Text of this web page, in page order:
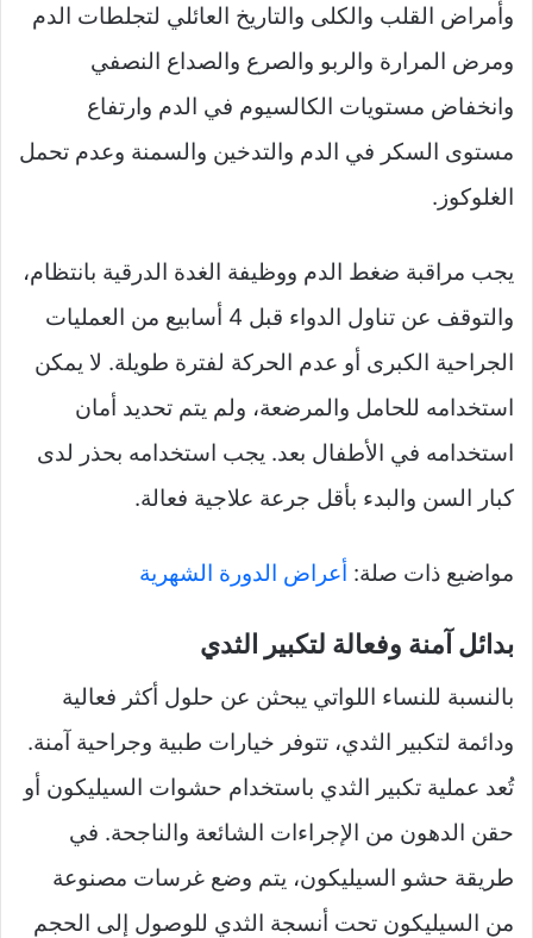
وأمراض القلب والكلى والتاريخ العائلي لتجلطات الدم
ومرض المرارة والربو والصرع والصداع النصفي
وانخفاض مستويات الكالسيوم في الدم وارتفاع
مستوى السكر في الدم والتدخين والسمنة وعدم تحمل
الغلوكوز.
يجب مراقبة ضغط الدم ووظيفة الغدة الدرقية بانتظام،
والتوقف عن تناول الدواء قبل 4 أسابيع من العمليات
الجراحية الكبرى أو عدم الحركة لفترة طويلة. لا يمكن
استخدامه للحامل والمرضعة، ولم يتم تحديد أمان
استخدامه في الأطفال بعد. يجب استخدامه بحذر لدى
كبار السن والبدء بأقل جرعة علاجية فعالة.
مواضيع ذات صلة: أعراض الدورة الشهرية
بدائل آمنة وفعالة لتكبير الثدي
بالنسبة للنساء اللواتي يبحثن عن حلول أكثر فعالية
ودائمة لتكبير الثدي، تتوفر خيارات طبية وجراحية آمنة.
تُعد عملية تكبير الثدي باستخدام حشوات السيليكون أو
حقن الدهون من الإجراءات الشائعة والناجحة. في
طريقة حشو السيليكون، يتم وضع غرسات مصنوعة
من السيليكون تحت أنسجة الثدي للوصول إلى الحجم